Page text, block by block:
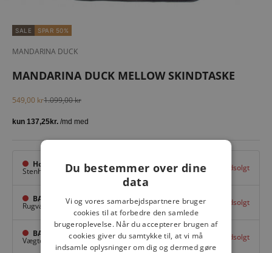
SALE SPAR 50%
MANDARINA DUCK
MANDARINA DUCK MELLOW SKINDTASKE
Salgspris
549,00 krNormalpris
1.099,00 kr
Hovedlager
Stenhuggervej 10, Odense M Udsolgt
BAGGI Tarup Center
Rugvang 36, Odense NV Udsolgt
BAGGI Nyborg
Vægtergade 1,Nyborg Udsolgt
Du bestemmer over dine
data
Vi og vores samarbejdspartnere bruger
cookies til at forbedre den samlede
brugeroplevelse. Når du accepterer brugen af
cookies giver du samtykke til, at vi må
indsamle oplysninger om dig og dermed gøre